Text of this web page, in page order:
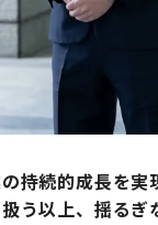
持続的成長を
う以上、揺るぎ